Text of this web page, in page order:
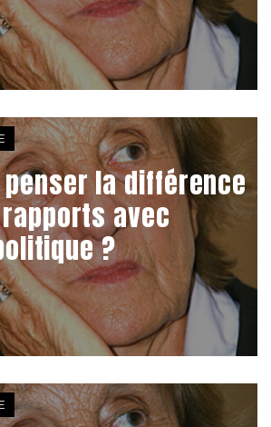
penser la différence
avec
?